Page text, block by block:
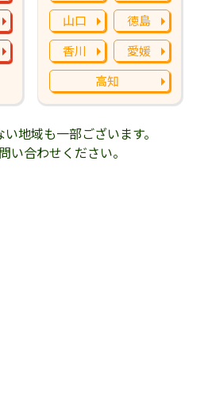
山口
徳島
香川
愛媛
高知
地域も一部ございます。
い合わせください。